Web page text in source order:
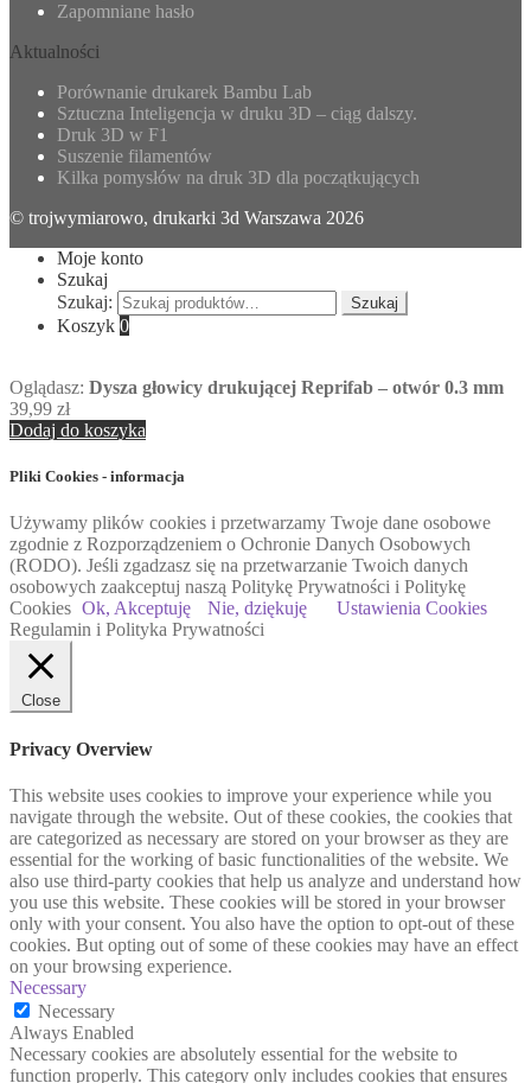
Zapomniane hasło
Aktualności
Porównanie drukarek Bambu Lab
Sztuczna Inteligencja w druku 3D – ciąg dalszy.
Druk 3D w F1
Suszenie filamentów
Kilka pomysłów na druk 3D dla początkujących
© trojwymiarowo, drukarki 3d Warszawa 2026
Moje konto
Szukaj
Szukaj:
Szukaj
Koszyk 0
Oglądasz: Dysza głowicy drukującej Reprifab – otwór 0.3 mm
39,99 zł
Dodaj do koszyka
Pliki Cookies - informacja
Używamy plików cookies i przetwarzamy Twoje dane osobowe
zgodnie z Rozporządzeniem o Ochronie Danych Osobowych
(RODO). Jeśli zgadzasz się na przetwarzanie Twoich danych
osobowych zaakceptuj naszą Politykę Prywatności i Politykę
Cookies Ok, Akceptuję Nie, dziękuję
Ustawienia Cookies
Regulamin i Polityka Prywatności
Close
Privacy Overview
This website uses cookies to improve your experience while you
navigate through the website. Out of these cookies, the cookies that
are categorized as necessary are stored on your browser as they are
essential for the working of basic functionalities of the website. We
also use third-party cookies that help us analyze and understand how
you use this website. These cookies will be stored in your browser
only with your consent. You also have the option to opt-out of these
cookies. But opting out of some of these cookies may have an effect
on your browsing experience.
Necessary
Necessary
Always Enabled
Necessary cookies are absolutely essential for the website to
function properly. This category only includes cookies that ensures